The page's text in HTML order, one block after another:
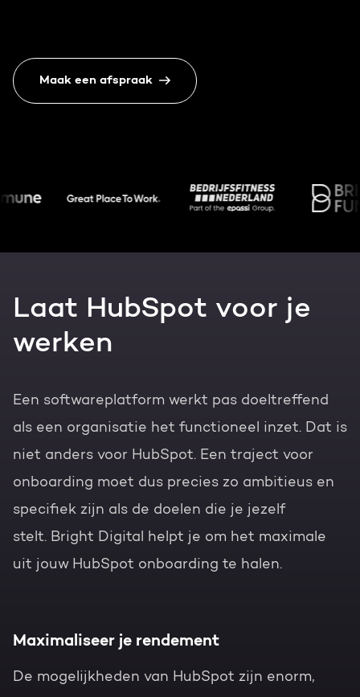
HubSpot websites
Growth-driven design
Maak een afspraak
Laat HubSpot voor je
werken
Een softwareplatform werkt pas doeltreffend
als een organisatie het functioneel inzet. Dat is
niet anders voor HubSpot. Een traject voor
onboarding moet dus precies zo ambitieus en
specifiek zijn als de doelen die je jezelf
stelt. Bright Digital helpt je om het maximale
uit jouw HubSpot onboarding te halen.
Maximaliseer je rendement
De mogelijkheden van HubSpot zijn enorm,